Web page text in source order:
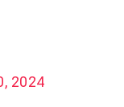
2024